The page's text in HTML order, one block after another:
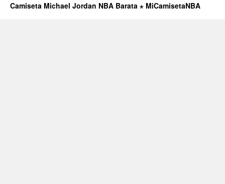
Camiseta Michael Jordan NBA Barata ⋆ MiCamisetaNBA